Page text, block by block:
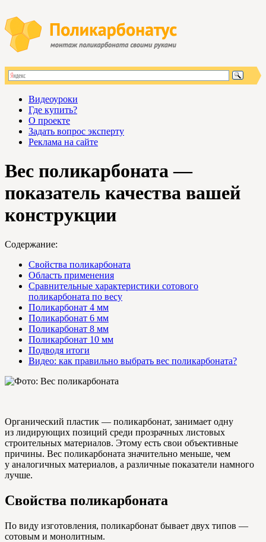
Видеоуроки
Где купить?
О проекте
Задать вопрос эксперту
Реклама на сайте
Вес поликарбоната —
показатель качества вашей
конструкции
Содержание:
Свойства поликарбоната
Область применения
Сравнительные характеристики сотового
поликарбоната по весу
Поликарбонат 4 мм
Поликарбонат 6 мм
Поликарбонат 8 мм
Поликарбонат 10 мм
Подводя итоги
Видео: как правильно выбрать вес поликарбоната?
Органический пластик — поликарбонат, занимает одну
из лидирующих позиций среди прозрачных листовых
строительных материалов. Этому есть свои объективные
причины. Вес поликарбоната значительно меньше, чем
у аналогичных материалов, а различные показатели намного
лучше.
Свойства поликарбоната
По виду изготовления, поликарбонат бывает двух типов —
сотовым и монолитным.